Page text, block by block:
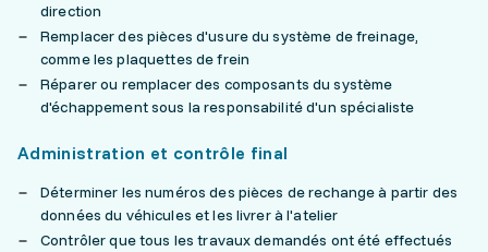
direction
Remplacer des pièces d'usure du système de freinage,
comme les plaquettes de frein
Réparer ou remplacer des composants du système
d'échappement sous la responsabilité d'un spécialiste
Administration et contrôle final
Déterminer les numéros des pièces de rechange à partir des
données du véhicules et les livrer à l'atelier
Contrôler que tous les travaux demandés ont été effectués